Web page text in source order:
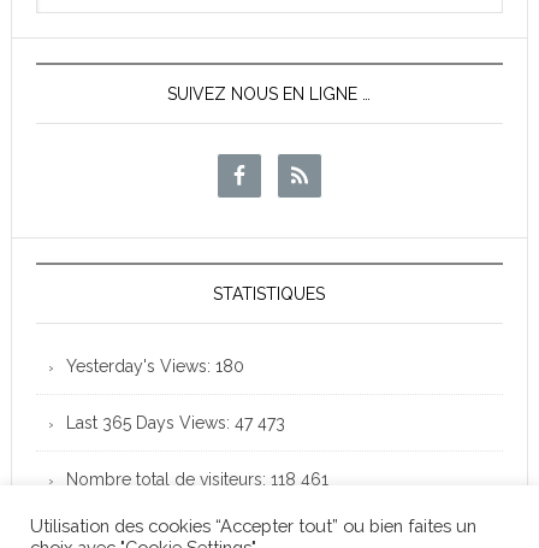
News
SUIVEZ NOUS EN LIGNE …
STATISTIQUES
Yesterday's Views: 180
Last 365 Days Views: 47 473
Nombre total de visiteurs: 118 461
Utilisation des cookies “Accepter tout” ou bien faites un